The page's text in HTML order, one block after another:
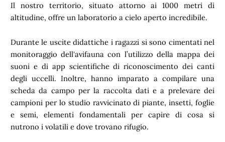
Il nostro territorio, situato attorno ai 1000 metri di
altitudine, offre un laboratorio a cielo aperto incredibile.
Durante le uscite didattiche i ragazzi si sono cimentati nel
monitoraggio dell'avifauna con l’utilizzo della mappa dei
suoni e di app scientifiche di riconoscimento dei canti
degli uccelli. Inoltre, hanno imparato a compilare una
scheda da campo per la raccolta dati e a prelevare dei
campioni per lo studio ravvicinato di piante, insetti, foglie
e semi, elementi fondamentali per capire di cosa si
nutrono i volatili e dove trovano rifugio.